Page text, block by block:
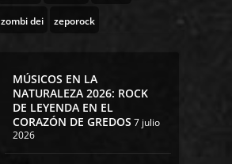
zombi dei zeporock
MÚSICOS EN LA
NATURALEZA 2026: ROCK
DE LEYENDA EN EL
CORAZÓN DE GREDOS 7 julio
2026